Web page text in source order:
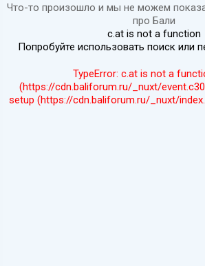
Что-то произошло и мы не можем
про Бали
c.at is not a function
Попробуйте использовать поиск или
TypeError: c.at is not a
(https://cdn.baliforum.ru/_nuxt/
setup (https://cdn.baliforum.ru/_nuxt/